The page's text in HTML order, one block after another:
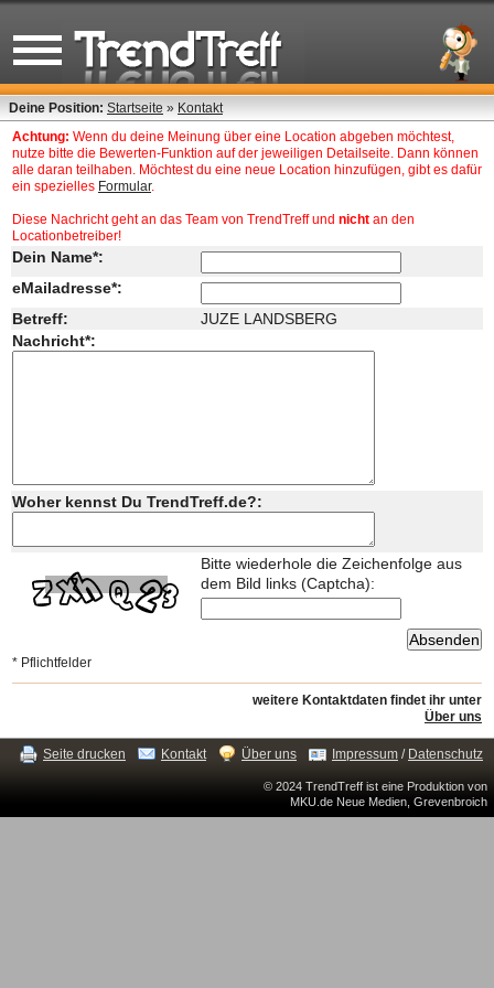
Deine Position: Startseite » Kontakt
Achtung: Wenn du deine Meinung über eine Location abgeben möchtest,
nutze bitte die Bewerten-Funktion auf der jeweiligen Detailseite. Dann können
alle daran teilhaben. Möchtest du eine neue Location hinzufügen, gibt es dafür
ein spezielles Formular.
Diese Nachricht geht an das Team von TrendTreff und nicht an den
Locationbetreiber!
Dein Name*:
eMailadresse*:
Betreff:
JUZE LANDSBERG
Nachricht*:
Woher kennst Du TrendTreff.de?:
Bitte wiederhole die Zeichenfolge aus
dem Bild links (Captcha):
* Pflichtfelder
weitere Kontaktdaten findet ihr unter
Über uns
Seite drucken Kontakt Über uns Impressum / Datenschutz
© 2024 TrendTreff ist eine Produktion von
MKU.de Neue Medien, Grevenbroich